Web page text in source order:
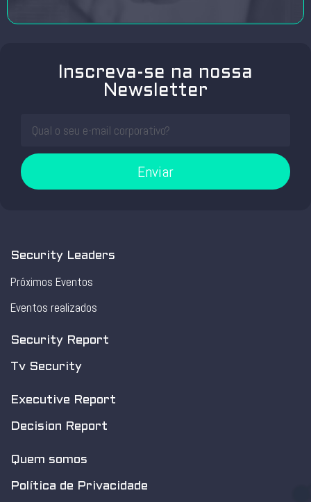
Inscreva-se na nossa
Newsletter
Enviar
Security Leaders
Próximos Eventos
Eventos realizados
Security Report
Tv Security
Executive Report
Decision Report
Quem somos
Política de Privacidade